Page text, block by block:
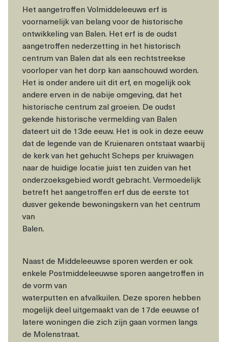
Het aangetroffen Volmiddeleeuws erf is
voornamelijk van belang voor de historische
ontwikkeling van Balen. Het erf is de oudst
aangetroffen nederzetting in het historisch
centrum van Balen dat als een rechtstreekse
voorloper van het dorp kan aanschouwd worden.
Het is onder andere uit dit erf, en mogelijk ook
andere erven in de nabije omgeving, dat het
historische centrum zal groeien. De oudst
gekende historische vermelding van Balen
dateert uit de 13de eeuw. Het is ook in deze eeuw
dat de legende van de Kruienaren ontstaat waarbij
de kerk van het gehucht Scheps per kruiwagen
naar de huidige locatie juist ten zuiden van het
onderzoeksgebied wordt gebracht. Vermoedelijk
betreft het aangetroffen erf dus de eerste tot
dusver gekende bewoningskern van het centrum
van
Balen.
Naast de Middeleeuwse sporen werden er ook
enkele Postmiddeleeuwse sporen aangetroffen in
de vorm van
waterputten en afvalkuilen. Deze sporen hebben
mogelijk deel uitgemaakt van de 17de eeuwse of
latere woningen die zich zijn gaan vormen langs
de Molenstraat.